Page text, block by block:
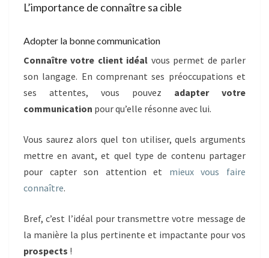
L’importance de connaître sa cible
Adopter la bonne communication
Connaître votre client idéal vous permet de parler
son langage. En comprenant ses préoccupations et
ses attentes, vous pouvez adapter votre
communication pour qu’elle résonne avec lui.
Vous saurez alors quel ton utiliser, quels arguments
mettre en avant, et quel type de contenu partager
pour capter son attention et mieux vous faire
connaître.
Bref, c’est l’idéal pour transmettre votre message de
la manière la plus pertinente et impactante pour vos
prospects !